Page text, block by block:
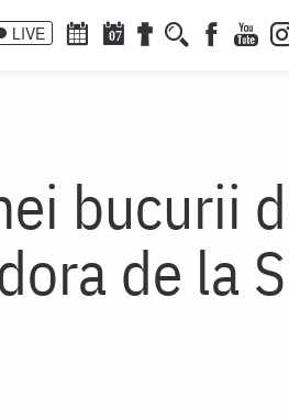
LIVE 07
bucurii
de la